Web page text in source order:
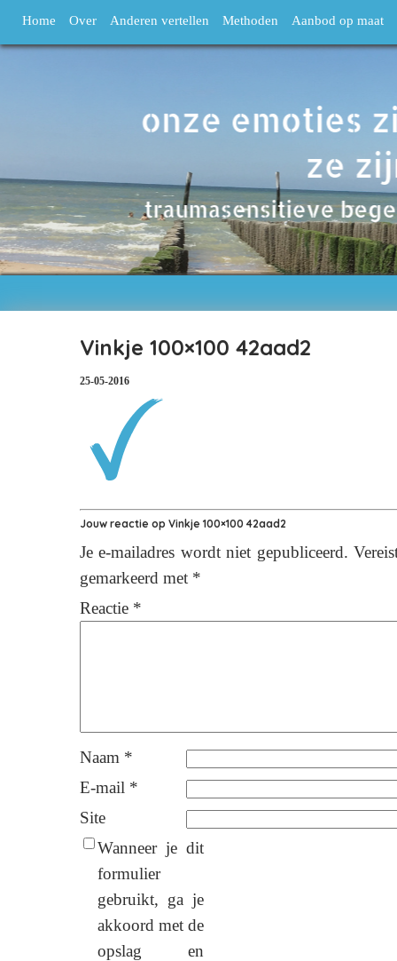
Home Over Anderen vertellen Methoden Aanbod op maat
Vinkje 100×100 42aad2
25-05-2016
Jouw reactie op Vinkje 100×100 42aad2
Je e-mailadres wordt niet gepubliceerd.
gemarkeerd met *
Reactie *
Naam *
E-mail *
Site
Wanneer je dit
formulier
gebruikt, ga je
akkoord met de
opslag en